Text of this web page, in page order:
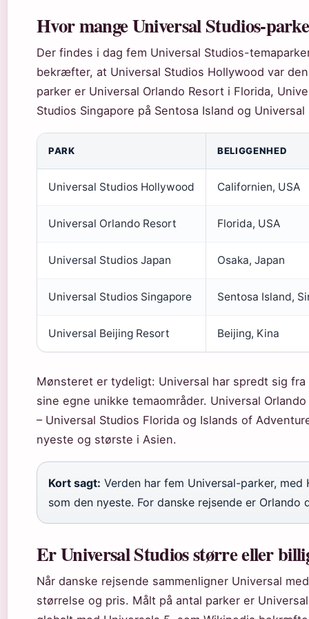
Hvor mange Universal Studios-
Der findes i dag fem Universal Studios-
bekræfter, at Universal Studios Hollywood var
parker er Universal Orlando Resort i Florida,
Studios Singapore på Sentosa Island og
PARK BELIGGENHED
Universal Studios Hollywood Californien, USA
Universal Orlando Resort Florida, USA
Universal Studios Japan Osaka, Japan
Universal Studios Singapore Sentosa Island,
Universal Beijing Resort Beijing, Kina
Mønsteret er tydeligt: Universal har spredt sig
sine egne unikke temaområder. Universal
– Universal Studios Florida og Islands of
nyeste og største i Asien.
Kort sagt: Verden har fem Universal-parker,
som den nyeste. For danske rejsende er
Er Universal Studios større eller
Når danske rejsende sammenligner Universal
størrelse og pris. Målt på antal parker er